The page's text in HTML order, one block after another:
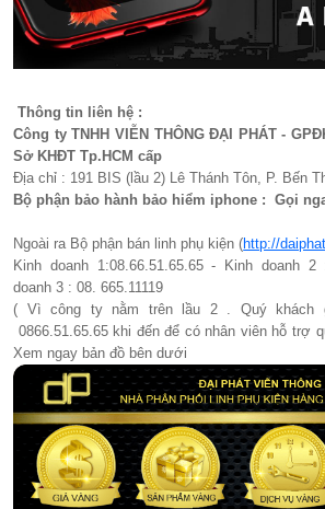
Thông tin liên hệ :
Công ty TNHH VIỄN THÔNG ĐẠI PHÁT -
Sở KHĐT Tp.HCM cấp
Địa chỉ : 191 BIS (lầu 2) Lê Thánh Tôn, P. Bến
Bộ phận bảo hành bảo hiểm iphone : Gọi
Ngoài ra Bộ phận bán linh phụ kiện (http://
Kinh doanh 1:08.66.51.65.65 - Kinh doanh
doanh 3 : 08. 665.11119
( Vì công ty nằm trên lầu 2 . Quý khách
0866.51.65.65 khi đến để có nhân viên hỗ trợ
Xem ngay bản đồ bên dưới